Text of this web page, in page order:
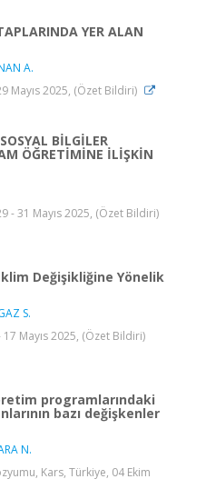
YER ALAN
A.
Mayıs 2025, (Özet Bildiri)
BİLGİLER
ÖĞRETİMİNE İLİŞKİN
- 31 Mayıs 2025, (Özet Bildiri)
Değişikliğine Yönelik
S.
Mayıs 2025, (Özet Bildiri)
programlarındaki
bazı değişkenler
N.
Kars, Türkiye, 04 Ekim